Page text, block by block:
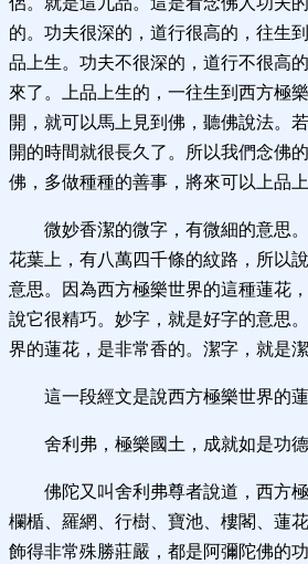
的。功夫很深的，道行很高的，往生
品上生。功夫不很深的，道行不很高
來了。上品上生的，一往生到西方極
開，就可以馬上見到佛，聽佛說法。
開的時間就很長久了。所以我們念佛
佛，多做種種的善事，將來可以上品上
微妙香潔的微字，有微細的意思
花葉上，有八萬四千條的紋路，所以
意思。因為西方極樂世界的這種蓮花
說它很精巧。妙字，就是好字的意思
界的蓮花，是非常香的。潔字，就是潔
這一段經文是說西方極樂世界的
舍利弗，極樂國土，成就如是功
佛陀又叫舍利弗尊者說道，西方
欄楯、羅網、行樹、寶池、樓閣、蓮
飾得非常殊勝莊嚴，都是阿彌陀佛的功